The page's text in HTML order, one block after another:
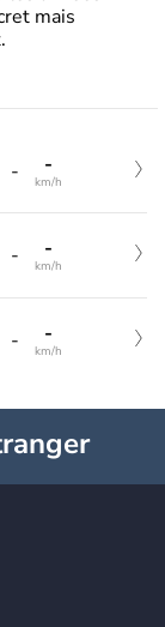
mais
- -
km/h
- -
km/h
- -
km/h